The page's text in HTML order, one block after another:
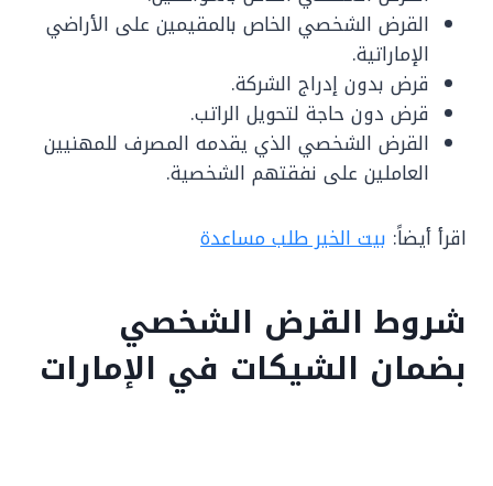
القرض الشخصي الخاص بالمقيمين على الأراضي
الإماراتية.
قرض بدون إدراج الشركة.
قرض دون حاجة لتحويل الراتب.
القرض الشخصي الذي يقدمه المصرف للمهنيين
العاملين على نفقتهم الشخصية.
اقرأ أيضاً: بيت الخير طلب مساعدة
شروط القرض الشخصي
بضمان الشيكات في الإمارات